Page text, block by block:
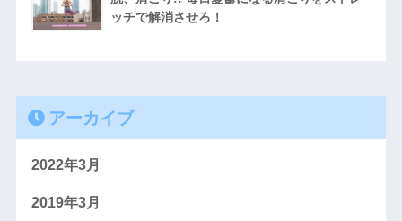
ッチで解消させろ！
アーカイブ
2022年3月
2019年3月